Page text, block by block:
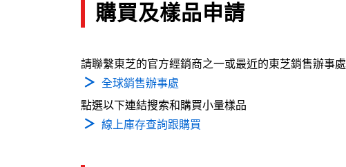
購買及樣品申請
請聯繫東芝的官方經銷商之一或最近的東芝銷售辦事處
全球銷售辦事處
點選以下連結搜索和購買小量樣品
線上庫存查詢跟購買